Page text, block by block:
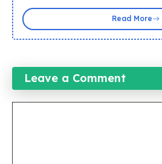
Read More
Leave a Comment